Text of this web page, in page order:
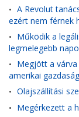
• A Revolut
ezért nem férnek
• Működik a
legmelegebb
• Megjött a
amerikai
• Olajszállítási
• Megérkezett a